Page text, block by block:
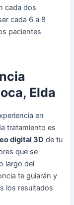
cada dos
cada 6 a 8
pacientes
Elda
en
tratamiento es
digital 3D de tu
que se
largo del
te guiarán y
los resultados